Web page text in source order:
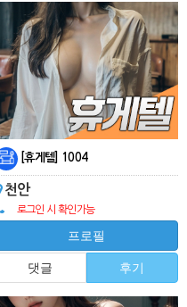
[휴게텔] 1004
천안
로그인 시 확인가능
프로필
댓글 후기